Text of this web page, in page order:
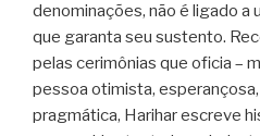
denominações, não é ligado a
que garanta seu sustento.
pelas cerimônias que oficia –
pessoa otimista,
pragmática, Harihar escreve